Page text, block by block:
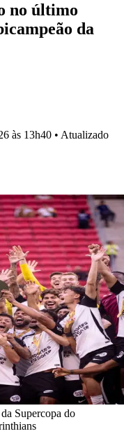
no último
da
às 13h40 • Atualizado
Supercopa do